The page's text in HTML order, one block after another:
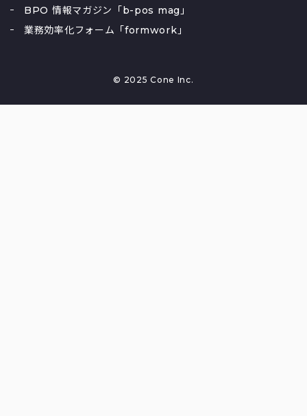
BPO 情報マガジン「b-pos mag」
業務効率化フォーム「formwork」
© 2025 Cone Inc.